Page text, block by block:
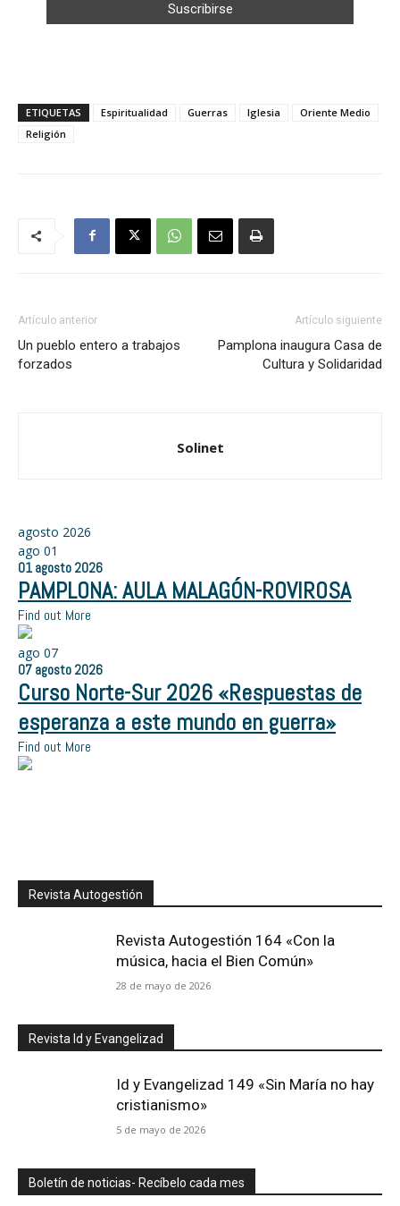
ETIQUETAS Espiritualidad Guerras Iglesia
Oriente Medio
Religión
Artículo anterior
Un pueblo entero a trabajos
forzados
Artículo siguiente
Pamplona inaugura Casa de
Cultura y Solidaridad
Solinet
agosto 2026
ago 01
01 agosto 2026
PAMPLONA: AULA MALAGÓN-ROVIROSA
Find out More
ago 07
07 agosto 2026
Curso Norte-Sur 2026 «Respuestas de
esperanza a este mundo en guerra»
Find out More
Revista Autogestión
Revista Autogestión 164 «Con la
música, hacia el Bien Común»
28 de mayo de 2026
Revista Id y Evangelizad
Id y Evangelizad 149 «Sin María no hay
cristianismo»
5 de mayo de 2026
Boletín de noticias- Recíbelo cada mes